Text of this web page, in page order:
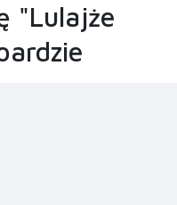
"Lulajże